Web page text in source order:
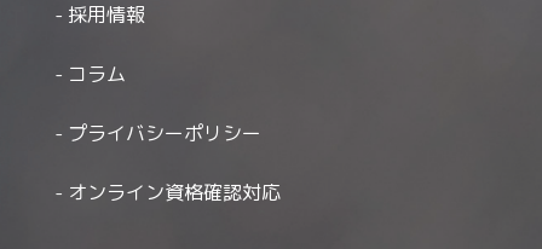
採用情報
コラム
プライバシーポリシー
オンライン資格確認対応